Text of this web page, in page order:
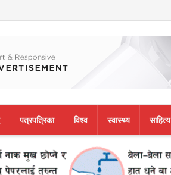
पत्रपत्रिका विश्व स्वास्थ्य साहित्य